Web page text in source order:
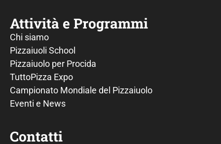
Attività e Programmi
Chi siamo
Pizzaiuoli School
Pizzaiuolo per Procida
TuttoPizza Expo
Campionato Mondiale del Pizzaiuolo
Eventi e News
Contatti